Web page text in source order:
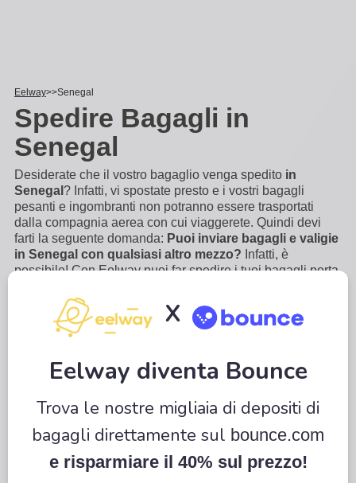
Eelway Senegal
Spedire Bagagli in
Senegal
Desiderate che il vostro bagaglio venga spedito in
Senegal ? Infatti, vi spostate presto e i vostri bagagli
pesanti e ingombranti non potranno essere trasportati
dalla compagnia aerea con cui viaggerete. Quindi devi
farti la seguente domanda: Puoi inviare bagagli e valigie
in Senegal con qualsiasi altro mezzo? Infatti, è
possibile! Con Eelway puoi far spedire i tuoi bagagli porta
bagagli, vi trasporteremo il vostro bagaglio in Senegal
Scopri di più
X
Eelway diventa Bounce
Trova le nostre migliaia di depositi di
bagagli direttamente sul bounce.com
e risparmiare il 40% sul prezzo!